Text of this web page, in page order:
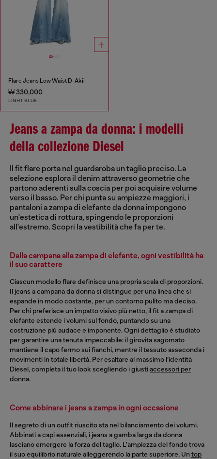
Flare Jeans Low Waist D-Akii
₩ 330,000
LIGHT BLUE
Jeans a zampa da donna: i modelli
della collezione Diesel
Il fit flare porta nel guardaroba un taglio preciso. La
selezione esplora il denim attraverso geometrie che
partono aderenti sulla coscia per poi acquisire volume
verso il basso. Per chi punta su ampiezze maggiori, i
pantaloni a zampa di elefante da donna impongono
un'estetica di rottura, spingendo le proporzioni
all'estremo. Scopri la vestibilità che fa per te.
Dalla campana alla zampa di elefante, ogni vestibilità ha
il suo carattere
Ciascun modello flare definisce una propria scala di proporzioni.
Il jeans a campana da donna si distingue per una linea che si
espande in modo costante, per un contorno pulito ma deciso.
Per chi preferisce un impatto visivo più netto, il fit a zampa di
elefante estende i volumi sul fondo, puntando su una
costruzione più audace e imponente. Ogni dettaglio è studiato
per garantire una tenuta impeccabile: il girovita sagomato
mantiene il capo fermo sui fianchi, mentre il tessuto asseconda i
movimenti in totale libertà. Per esaltare al massimo l’identità
Diesel, completa il tuo look scegliendo i giusti accessori per
donna.
Come abbinare i jeans a zampa in ogni occasione
Il segreto di un outfit riuscito sta nel bilanciamento dei volumi.
Abbinati a capi essenziali, i jeans a gamba larga da donna
lasciano emergere la forza del taglio. L'ampiezza del fondo trova
il suo equilibrio naturale alleggerendo la parte superiore. Untop